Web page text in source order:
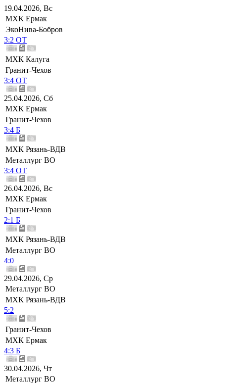
19.04.2026, Вс
МХК Ермак
ЭкоНива-Бобров
3:2 ОТ
МХК Калуга
Гранит-Чехов
3:4 ОТ
25.04.2026, Сб
МХК Ермак
Гранит-Чехов
3:4 Б
МХК Рязань-ВДВ
Металлург ВО
3:4 ОТ
26.04.2026, Вс
МХК Ермак
Гранит-Чехов
2:1 Б
МХК Рязань-ВДВ
Металлург ВО
4:0
29.04.2026, Ср
Металлург ВО
МХК Рязань-ВДВ
5:2
Гранит-Чехов
МХК Ермак
4:3 Б
30.04.2026, Чт
Металлург ВО